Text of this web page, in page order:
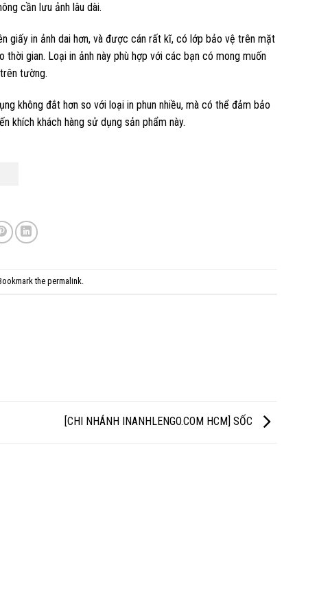
cần lưu ảnh lâu dài.
giấy in ảnh dai hơn, và được cán rất kĩ, có lớp bảo vệ trên mặt
gian. Loại in ảnh này phù hợp với các bạn có mong muốn
tường.
không đắt hơn so với loại in phun nhiều, mà có thể đảm bảo
khích khách hàng sử dụng sản phẩm này.
thepermalink
[CHI NHÁNH INANHLENGO.COM HCM] SỐC